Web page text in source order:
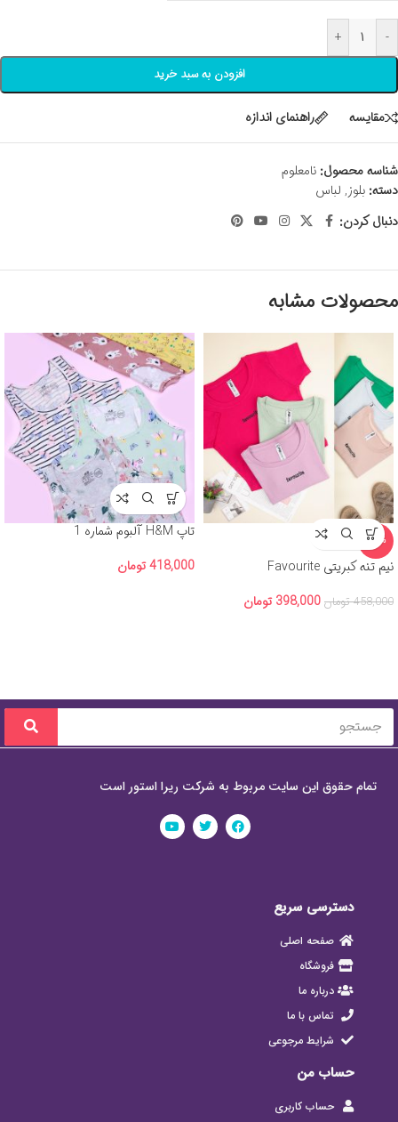
-
+
افزودن به سبد خرید
مقايسه راهنمای اندازه
شناسه محصول: نامعلوم
دسته: بلوز, لباس
دنبال کردن:
محصولات مشابه
-13%
نیم تنه کبریتی Favourite
458,000 تومان 398,000 تومان
تاپ H&M آلبوم شماره 1
418,000تومان
تمام حقوق این سایت مربوط به شرکت ریرا استور است
دسترسی سریع
صفحه اصلی
فروشگاه
درباره ما
تماس با ما
شرایط مرجوعی
حساب من
حساب کاربری